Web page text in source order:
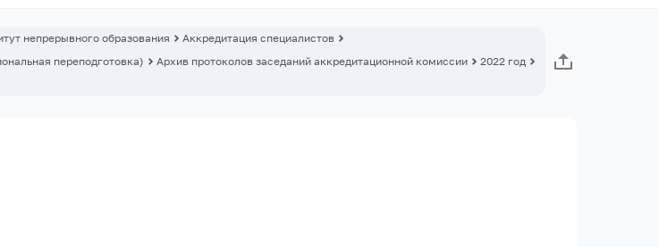
непрерывного образования
Аккредитация специалистов
переподготовка)
Архив протоколов заседаний аккредитационной комиссии
2022 год